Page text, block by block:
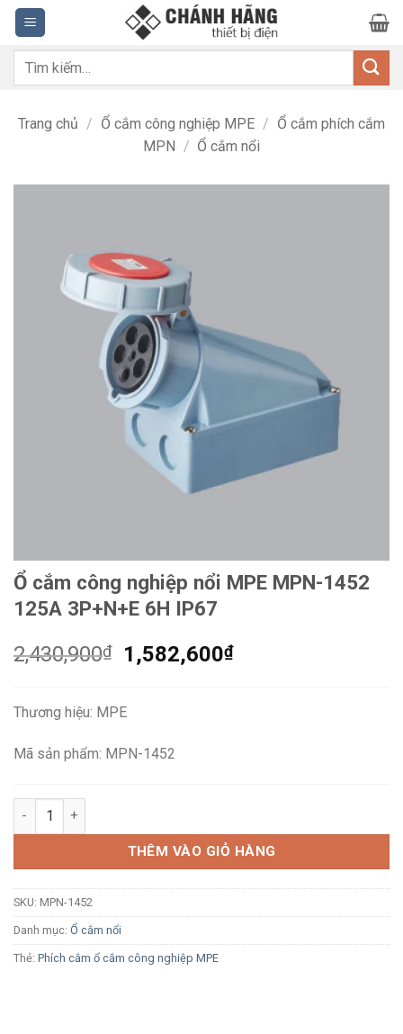
Bỏ
qua
nội
dung
Tìm
Trang chủ / Ổ cắm công nghiệp MPE / Ổ cắm phích cắm
MPN / Ổ cắm nổi
Ổ cắm công nghiệp nổi MPE MPN-1452
125A 3P+N+E 6H IP67
2,430,900₫
Giá
2,430,900₫.
1,582,600₫Giá
Thương hiệu: MPE
Mã sản phẩm: MPN-1452
Ổ cắm công nghiệp nổi MPE MPN-1452 125A 3P+N+E 6H IP67
THÊM VÀO GIỎ HÀNG
SKU: MPN-1452
Danh mục: Ổ cắm nổi
Thẻ: Phích cắm ổ cắm công nghiệp MPE